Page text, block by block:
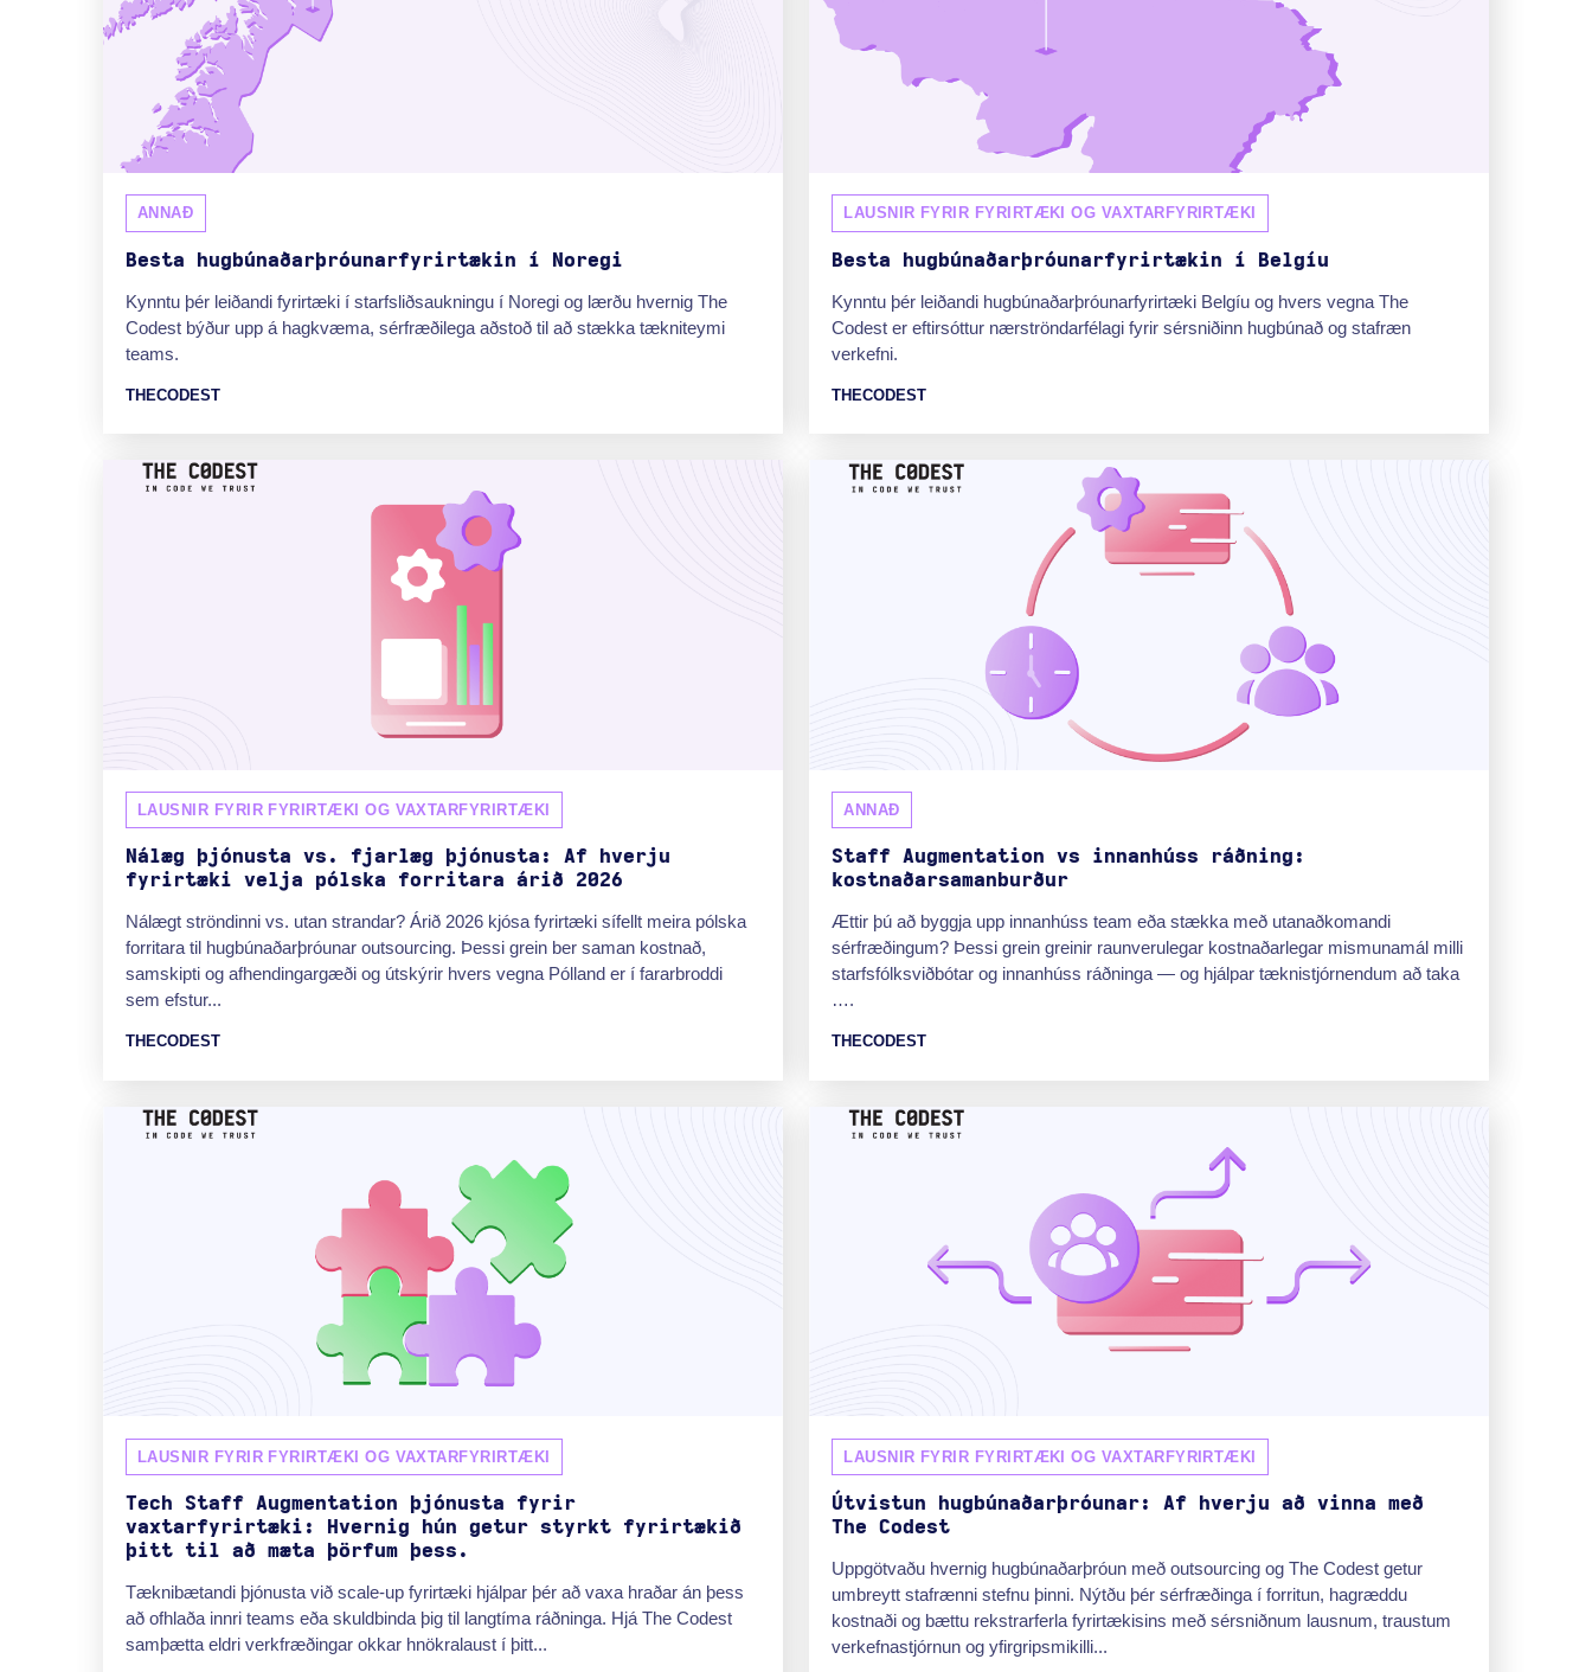
ANNAÐ
Besta hugbúnaðarþróunarfyrirtækin í Noregi
Kynntu þér leiðandi fyrirtæki í starfsliðsaukningu í Noregi og lærðu hvernig The
Codest býður upp á hagkvæma, sérfræðilega aðstoð til að stækka tækniteymi
teams.
THECODEST
LAUSNIR FYRIR FYRIRTÆKI OG VAXTARFYRIRTÆKI
Besta hugbúnaðarþróunarfyrirtækin í Belgíu
Kynntu þér leiðandi hugbúnaðarþróunarfyrirtæki Belgíu og hvers vegna The
Codest er eftirsóttur nærströndarfélagi fyrir sérsniðinn hugbúnað og stafræn
verkefni.
THECODEST
LAUSNIR FYRIR FYRIRTÆKI OG VAXTARFYRIRTÆKI
Nálæg þjónusta vs. fjarlæg þjónusta: Af hverju
fyrirtæki velja pólska forritara árið 2026
Nálægt ströndinni vs. utan strandar? Árið 2026 kjósa fyrirtæki sífellt meira pólska
forritara til hugbúnaðarþróunar outsourcing. Þessi grein ber saman kostnað,
samskipti og afhendingargæði og útskýrir hvers vegna Pólland er í fararbroddi
sem efstur...
THECODEST
ANNAÐ
Staff Augmentation vs innanhúss ráðning:
kostnaðarsamanburður
Ættir þú að byggja upp innanhúss team eða stækka með utanaðkomandi
sérfræðingum? Þessi grein greinir raunverulegar kostnaðarlegar mismunamál milli
starfsfólksviðbótar og innanhúss ráðninga — og hjálpar tæknistjórnendum að taka
….
THECODEST
LAUSNIR FYRIR FYRIRTÆKI OG VAXTARFYRIRTÆKI
Tech Staff Augmentation þjónusta fyrir
vaxtarfyrirtæki: Hvernig hún getur styrkt fyrirtækið
þitt til að mæta þörfum þess.
Tæknibætandi þjónusta við scale-up fyrirtæki hjálpar þér að vaxa hraðar án þess
að ofhlaða innri teams eða skuldbinda þig til langtíma ráðninga. Hjá The Codest
samþætta eldri verkfræðingar okkar hnökralaust í þitt...
LAUSNIR FYRIR FYRIRTÆKI OG VAXTARFYRIRTÆKI
Útvistun hugbúnaðarþróunar: Af hverju að vinna með
The Codest
Uppgötvaðu hvernig hugbúnaðarþróun með outsourcing og The Codest getur
umbreytt stafrænni stefnu þinni. Nýtðu þér sérfræðinga í forritun, hagræddu
kostnaði og bættu rekstrarferla fyrirtækisins með sérsniðnum lausnum, traustum
verkefnastjórnun og yfirgripsmikilli...